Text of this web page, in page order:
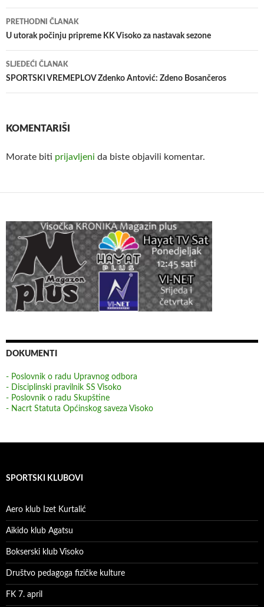
Navigacija
članaka
PRETHODNI ČLANAK
U utorak počinju pripreme KK Visoko za nastavak sezone
SLJEDEĆI ČLANAK
SPORTSKI VREMEPLOV Zdenko Antović: Zdeno Bosančeros
KOMENTARIŠI
Morate biti prijavljeni da biste objavili komentar.
DOKUMENTI
- Poslovnik o radu Upravnog odbora
- Disciplinski pravilnik SS Visoko
- Poslovnik o radu Skupštine
- Nacrt Statuta Općinskog saveza Visoko
SPORTSKI KLUBOVI
Aero klub Izet Kurtalić
Aikido klub Agatsu
Bokserski klub Visoko
Društvo pedagoga fizičke kulture
FK 7. april